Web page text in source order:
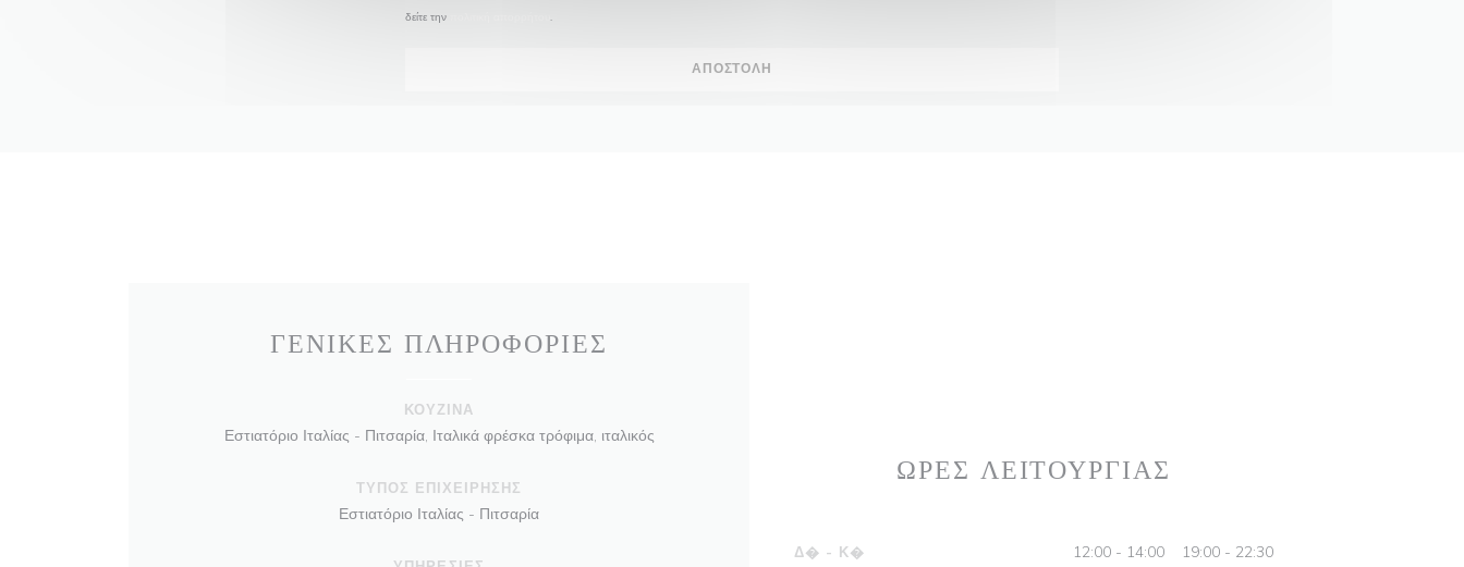
δείτε την
.
ΓΕΝΙΚΈΣ ΠΛΗΡΟΦΟΡΊΕΣ
ΚΟΥΖΊΝΑ
Εστιατόριο Ιταλίας - Πιτσαρία, Ιταλικά φρέσκα τρόφιμα, ιταλικός
ΤΎΠΟΣ ΕΠΙΧΕΊΡΗΣΗΣ
Εστιατόριο Ιταλίας - Πιτσαρία
ΏΡΕΣ ΛΕΙΤΟΥΡΓΊΑΣ
Δ� - Κ� 12:00 - 14:00 19:00 - 22:30